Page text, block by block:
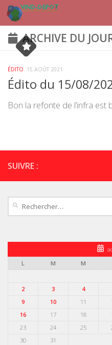
Skip to content
ARCHIVE DU
ÉDITO 15 AOÛT 2021
Édito du 15/08/
Bon la refonte de l’infra est
SUIVRE :
Rechercher :
L
M M
2
3 4
9
10 11
16
17 18
23
24 25
30
31